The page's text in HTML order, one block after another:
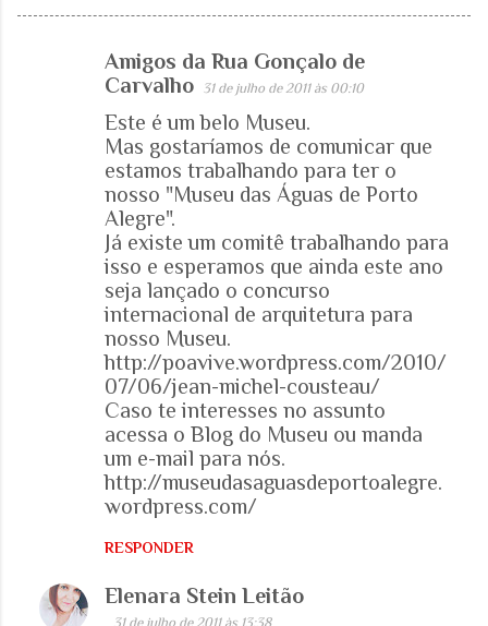
Amigos da Rua Gonçalo de
Carvalho
31 de julho de 2011 às 00:10
Este é um belo Museu.
Mas gostaríamos de comunicar que
estamos trabalhando para ter o
nosso "Museu das Águas de Porto
Alegre".
Já existe um comitê trabalhando para
isso e esperamos que ainda este ano
seja lançado o concurso
internacional de arquitetura para
nosso Museu.
http://poavive.wordpress.com/2010/
07/06/jean-michel-cousteau/
Caso te interesses no assunto
acessa o Blog do Museu ou manda
um e-mail para nós.
http://museudasaguasdeportoalegre.
wordpress.com/
RESPONDER
Elenara Stein Leitão
31 de julho de 2011 às 13:38